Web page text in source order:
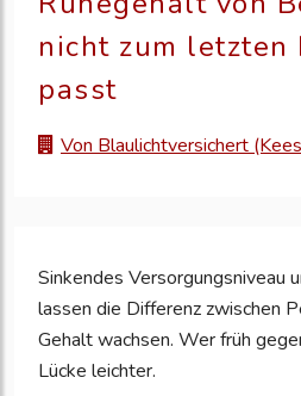
nicht zum
passt
Von Blaulichtversichert
Sinkendes Versorgungsniveau
lassen die Differenz zwischen
Gehalt wachsen. Wer früh
Lücke leichter.